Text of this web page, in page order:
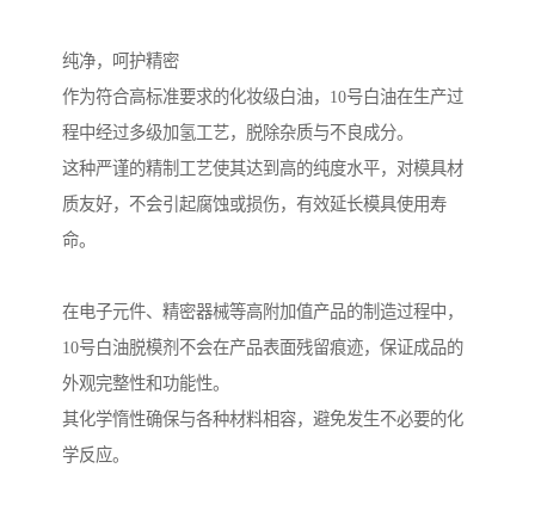
纯净，呵护精密
作为符合高标准要求的化妆级白油，10号白油在生产过
程中经过多级加氢工艺，脱除杂质与不良成分。
这种严谨的精制工艺使其达到高的纯度水平，对模具材
质友好，不会引起腐蚀或损伤，有效延长模具使用寿
命。
在电子元件、精密器械等高附加值产品的制造过程中，
10号白油脱模剂不会在产品表面残留痕迹，保证成品的
外观完整性和功能性。
其化学惰性确保与各种材料相容，避免发生不必要的化
学反应。